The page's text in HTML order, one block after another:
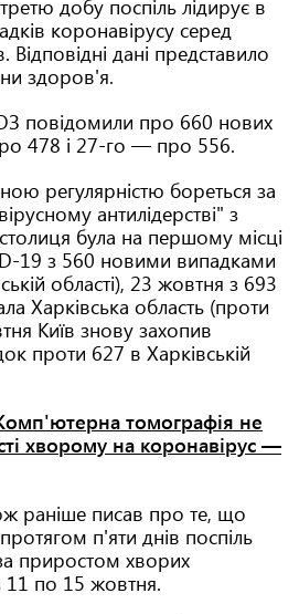
добу поспіль лідирує в
коронавірусу серед
Відповідні дані представило
здоров'я.
повідомили про 660 нових
478 і 27-го — про 556.
регулярністю бореться за
антилідерстві" з
була на першому місці
19 з 560 новими випадками
області), 23 жовтня з 693
Харківська область (проти
Київ знову захопив
проти 627 в Харківській
томографія не
хворому на коронавірус —
раніше писав про те, що
п'яти днів поспіль
приростом хворих
по 15 жовтня.